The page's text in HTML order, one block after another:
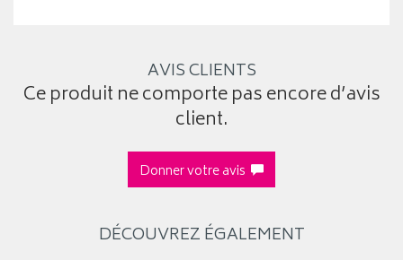
AVIS CLIENTS
Ce produit ne comporte pas encore d’avis
client.
Donner votre avis
DÉCOUVREZ ÉGALEMENT